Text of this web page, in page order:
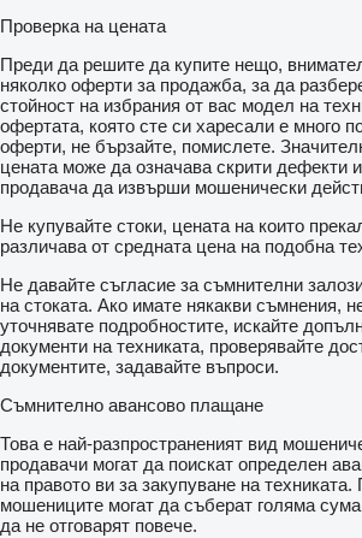
Проверка на цената
Преди да решите да купите нещо,
няколко оферти за продажба, за да
стойност на избрания от вас модел на
офертата, която сте си харесали е много
оферти, не бързайте, помислете.
цената може да означава скрити дефекти
продавача да извърши мошенически
Не купувайте стоки, цената на които
различава от средната цена на подобна
Не давайте съгласие за съмнителни
на стоката. Ако имате някакви съмнения,
уточнявате подробностите, искайте
документи на техниката, проверявайте
документите, задавайте въпроси.
Съмнително авансово плащане
Това е най-разпространеният вид
продавачи могат да поискат определен
на правото ви за закупуване на техниката.
мошениците могат да съберат голяма
да не отговарят повече.